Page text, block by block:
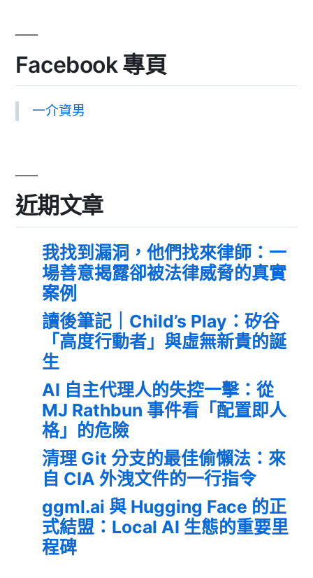
Facebook 專頁
一介資男
近期文章
我找到漏洞，他們找來律師：一
場善意揭露卻被法律威脅的真實
案例
讀後筆記｜Child’s Play：矽谷
「高度行動者」與虛無新貴的誕
生
AI 自主代理人的失控一擊：從
MJ Rathbun 事件看「配置即人
格」的危險
清理 Git 分支的最佳偷懶法：來
自 CIA 外洩文件的一行指令
ggml.ai 與 Hugging Face 的正
式結盟：Local AI 生態的重要里
程碑